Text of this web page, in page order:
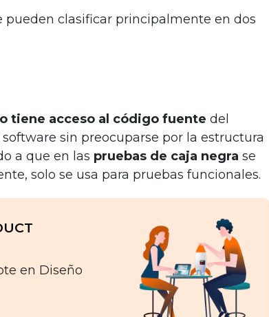
pueden clasificar principalmente en dos
tiene acceso al código fuente del
sin preocuparse por la estructura
a que en las pruebas de caja negra se
solo se usa para pruebas funcionales.
en Diseño